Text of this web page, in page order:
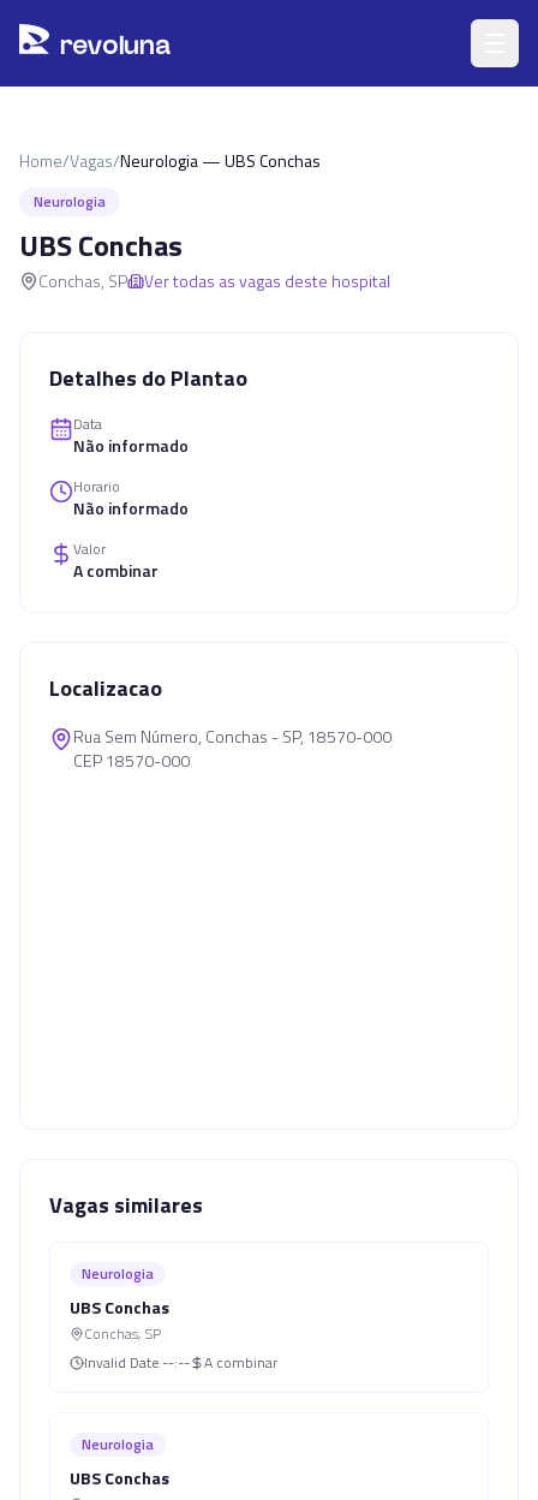
revoluna
Home/Vagas/Neurologia — UBS Conchas
Neurologia
UBS Conchas
Conchas, SP Ver todas as vagas deste hospital
Detalhes do Plantao
Data
Não informado
Horario
Não informado
Valor
A combinar
Localizacao
Rua Sem Número, Conchas - SP, 18570-000
CEP 18570-000
Vagas similares
Neurologia
UBS Conchas
Conchas, SP
Invalid Date --:-- A combinar
Neurologia
UBS Conchas